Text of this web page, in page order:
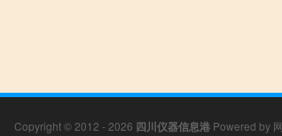
Copyright © 2012 - 2026 四川仪器信息港 Powered by